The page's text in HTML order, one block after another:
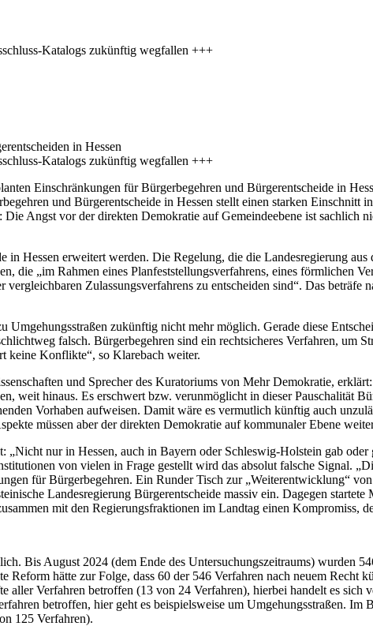
Katalogs zukünftig wegfallen +++
in Hessen
Katalogs zukünftig wegfallen +++
Einschränkungen für Bürgerbegehren und Bürgerentscheide in
und Bürgerentscheide in Hessen stellt einen starken Einschnitt
Angst vor der direkten Demokratie auf Gemeindeebene ist sachlich
Hessen erweitert werden. Die Regelung, die die Landesregierung
die „im Rahmen eines Planfeststellungsverfahrens, eines förmlichen
Zulassungsverfahrens zu entscheiden sind“. Das
Umgehungsstraßen zukünftig nicht mehr möglich. Gerade diese
falsch. Bürgerbegehren sind ein rechtsicheres Verfahren, um
keine Konflikte“, so Klarebach weiter.
und Sprecher des Kuratoriums von Mehr Demokratie,
weit hinaus. Es erschwert bzw. verunmöglicht in dieser Pauschalität
Vorhaben aufweisen. Damit wäre es vermutlich künftig auch
müssen aber der direkten Demokratie auf kommunaler Ebene
„Nicht nur in Hessen, auch in Bayern oder Schleswig-Holstein gab
von vielen in Frage gestellt wird das absolut falsche Signal.
für Bürgerbegehren. Ein Runder Tisch zur „Weiterentwicklung“
Landesregierung Bürgerentscheide massiv ein. Dagegen
mit den Regierungsfraktionen im Landtag einen Kompromiss,
Bis August 2024 (dem Ende des Untersuchungszeitraums) wurden
hätte zur Folge, dass 60 der 546 Verfahren nach neuem Recht
aller Verfahren betroffen (13 von 24 Verfahren), hierbei handelt es sich
betroffen, hier geht es beispielsweise um Umgehungsstraßen. Im
125 Verfahren).